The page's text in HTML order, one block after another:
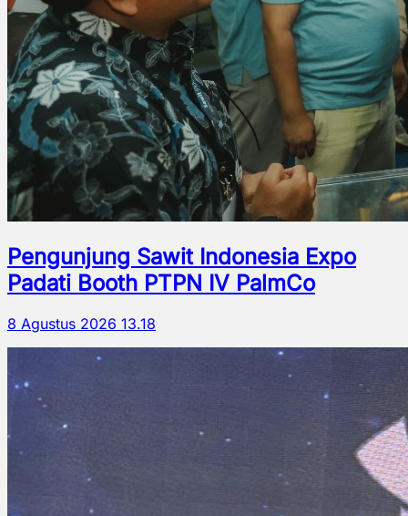
Pengunjung Sawit Indonesia Expo
Padati Booth PTPN IV PalmCo
8 Agustus 2026 13.18